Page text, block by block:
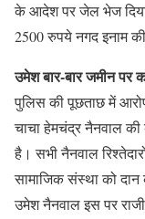
के आदेश पर जेल भेज दिया
2500 रुपये नगद इनाम
उमेश बार-बार जमीन पर
पुलिस की पूछताछ में
चाचा हेमचंद्र नैनवाल की
है। सभी नैनवाल
सामाजिक संस्था को
उमेश नैनवाल इस पर